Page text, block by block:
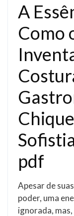
A
Como
pdf
Apesar de
poder, uma
ignorada,